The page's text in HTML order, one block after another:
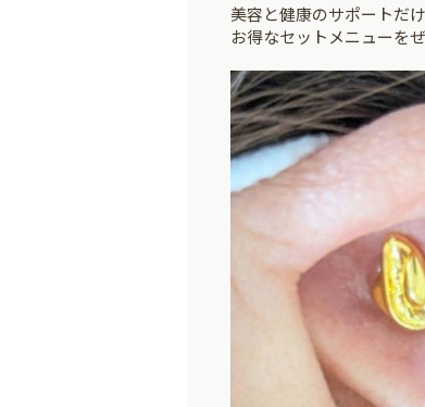
美容と健康のサポートだ
お得なセットメニューを